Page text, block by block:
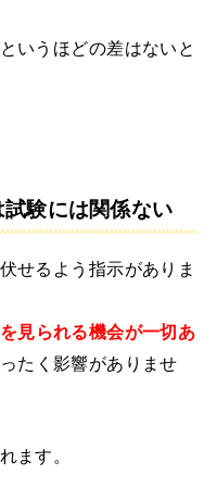
いうほどの差はないと
試験には関係ない
せるよう指示がありま
見られる機会が一切あ
たく影響がありませ
ます。